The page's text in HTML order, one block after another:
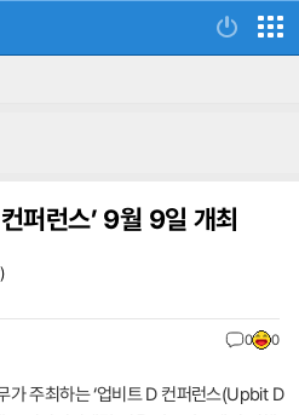
퍼런스’ 9월 9일 개최
)
0 0
가 주최하는 ‘업비트 D 컨퍼런스(Upbit D